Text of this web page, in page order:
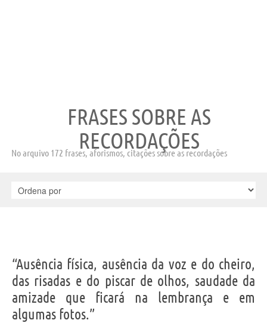
FRASES SOBRE AS
RECORDAÇÕES
No arquivo 172 frases, aforismos, citações sobre as recordações
“Ausência física, ausência da voz e do cheiro,
das risadas e do piscar de olhos, saudade da
amizade que ficará na lembrança e em
algumas fotos.”